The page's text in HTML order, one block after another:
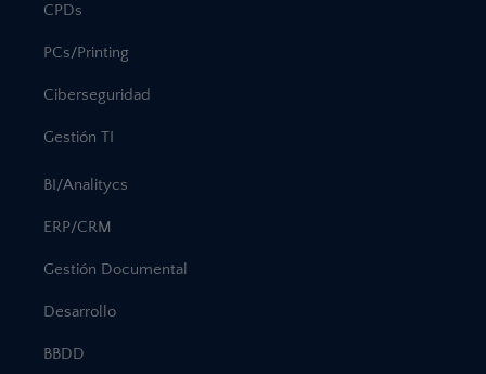
CPDs
PCs/Printing
Ciberseguridad
Gestión TI
BI/Analitycs
ERP/CRM
Gestión Documental
Desarrollo
BBDD